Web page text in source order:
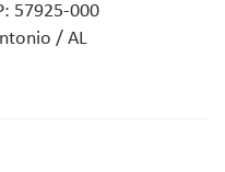
57925-000
/ AL